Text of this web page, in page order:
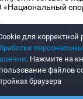
издания
СМИ сетевого
653 8419
редакции СМИ
для корректной
. Нажмите на
файлов
браузера